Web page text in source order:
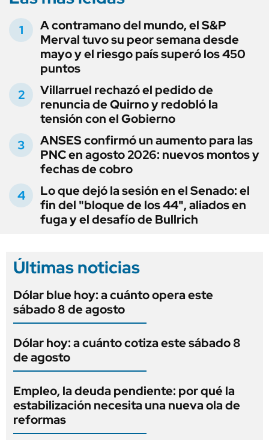
A contramano del mundo, el S&P
Merval tuvo su peor semana desde
mayo y el riesgo país superó los 450
puntos
Villarruel rechazó el pedido de
renuncia de Quirno y redobló la
tensión con el Gobierno
ANSES confirmó un aumento para las
PNC en agosto 2026: nuevos montos y
fechas de cobro
Lo que dejó la sesión en el Senado: el
fin del "bloque de los 44", aliados en
fuga y el desafío de Bullrich
Últimas noticias
Dólar blue hoy: a cuánto opera este
sábado 8 de agosto
Dólar hoy: a cuánto cotiza este sábado 8
de agosto
Empleo, la deuda pendiente: por qué la
estabilización necesita una nueva ola de
reformas